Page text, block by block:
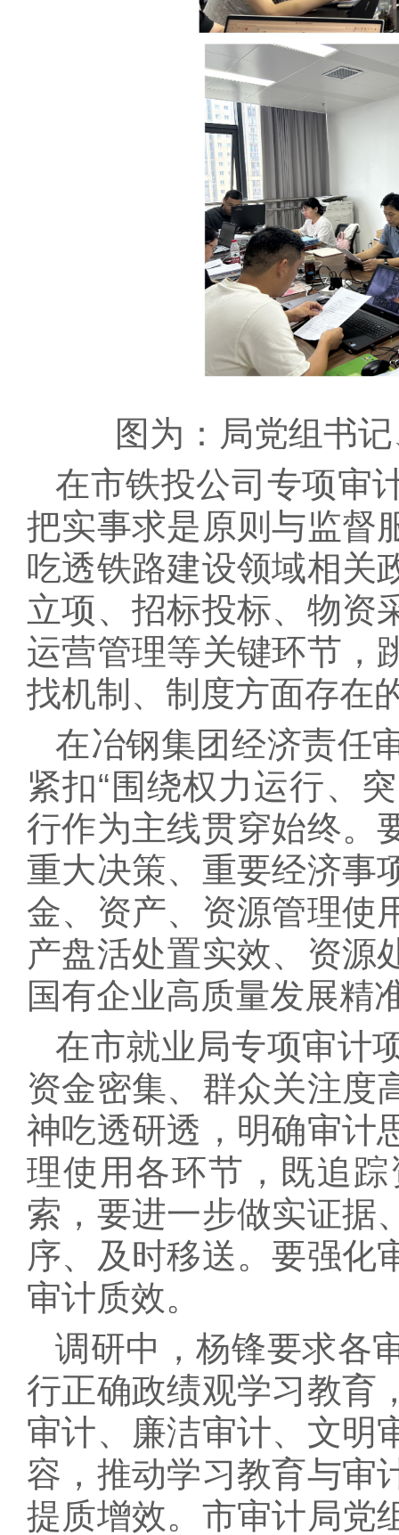
图为：局党组书
在市铁投公司专项审
把实事求是原则与监督
吃透铁路建设领域相关
立项、招标投标、物资
运营管理等关键环节，
找机制、制度方面存在
在冶钢集团经济责任
紧扣“围绕权力运行、
行作为主线贯穿始终。
重大决策、重要经济事
金、资产、资源管理使
产盘活处置实效、资源
国有企业高质量发展精
在市就业局专项审计
资金密集、群众关注度
神吃透研透，明确审计
理使用各环节，既追
索，要进一步做实证据
序、及时移送。要强化
审计质效。
调研中，杨锋要求各
行正确政绩观学习教育
审计、廉洁审计、文明
容，推动学习教育与审
提质增效。市审计局党